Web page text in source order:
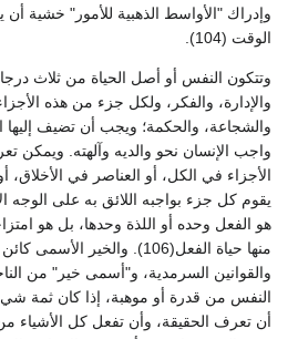
وإدراك "الأواسط الذهبية للأمور" خشية أن
الوقت (104).
وتتكون النفس أو أصل الحياة من ثلاث
والإدارة، والفكر، ولكل جزء من هذه
والشجاعة، والحكمة؛ ويجب أن تضيف إليها
واجب الإنسان نحو والديه وآلهته. ويمكن
الأجزاء في الكل، أو العناصر في الأخلاق،
هو الفعل وحده أو اللذة وحدها، بل هو
منها حياة الفعل(106). والخير
والقوانين السرمدية، و"أسمى خير" من
النفس من قدرة أو موهبة، إذا كان ثمة